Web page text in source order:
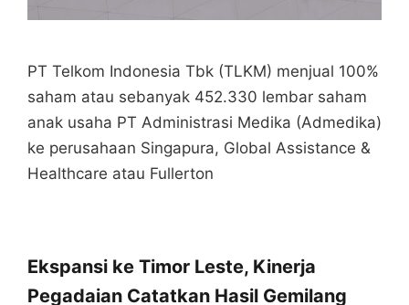
PT Telkom Indonesia Tbk (TLKM) menjual 100%
saham atau sebanyak 452.330 lembar saham
anak usaha PT Administrasi Medika (Admedika)
ke perusahaan Singapura, Global Assistance &
Healthcare atau Fullerton
Ekspansi ke Timor Leste, Kinerja
Pegadaian Catatkan Hasil Gemilang